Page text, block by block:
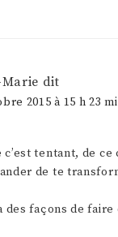
dit
2015 à 15 h 23
c’est tentant, de ce
de te
des façons de faire